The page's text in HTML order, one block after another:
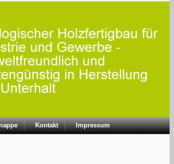
Kontakt Impressum